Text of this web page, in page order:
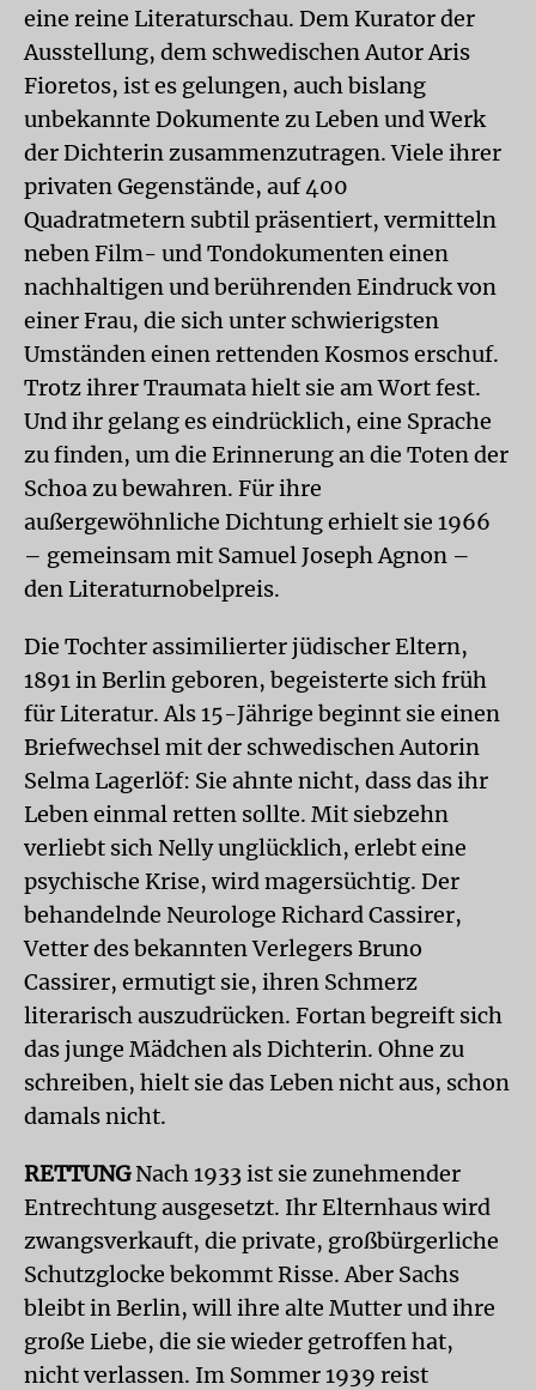
eine reine Literaturschau. Dem Kurator der
Ausstellung, dem schwedischen Autor Aris
Fioretos, ist es gelungen, auch bislang
unbekannte Dokumente zu Leben und Werk
der Dichterin zusammenzutragen. Viele ihrer
privaten Gegenstände, auf 400
Quadratmetern subtil präsentiert, vermitteln
neben Film- und Tondokumenten einen
nachhaltigen und berührenden Eindruck von
einer Frau, die sich unter schwierigsten
Umständen einen rettenden Kosmos erschuf.
Trotz ihrer Traumata hielt sie am Wort fest.
Und ihr gelang es eindrücklich, eine Sprache
zu finden, um die Erinnerung an die Toten der
Schoa zu bewahren. Für ihre
außergewöhnliche Dichtung erhielt sie 1966
– gemeinsam mit Samuel Joseph Agnon –
den Literaturnobelpreis.
Die Tochter assimilierter jüdischer Eltern,
1891 in Berlin geboren, begeisterte sich früh
für Literatur. Als 15-Jährige beginnt sie einen
Briefwechsel mit der schwedischen Autorin
Selma Lagerlöf: Sie ahnte nicht, dass das ihr
Leben einmal retten sollte. Mit siebzehn
verliebt sich Nelly unglücklich, erlebt eine
psychische Krise, wird magersüchtig. Der
behandelnde Neurologe Richard Cassirer,
Vetter des bekannten Verlegers Bruno
Cassirer, ermutigt sie, ihren Schmerz
literarisch auszudrücken. Fortan begreift sich
das junge Mädchen als Dichterin. Ohne zu
schreiben, hielt sie das Leben nicht aus, schon
damals nicht.
RETTUNGNach 1933 ist sie zunehmender
Entrechtung ausgesetzt. Ihr Elternhaus wird
zwangsverkauft, die private, großbürgerliche
Schutzglocke bekommt Risse. Aber Sachs
bleibt in Berlin, will ihre alte Mutter und ihre
große Liebe, die sie wieder getroffen hat,
nicht verlassen. Im Sommer 1939 reist